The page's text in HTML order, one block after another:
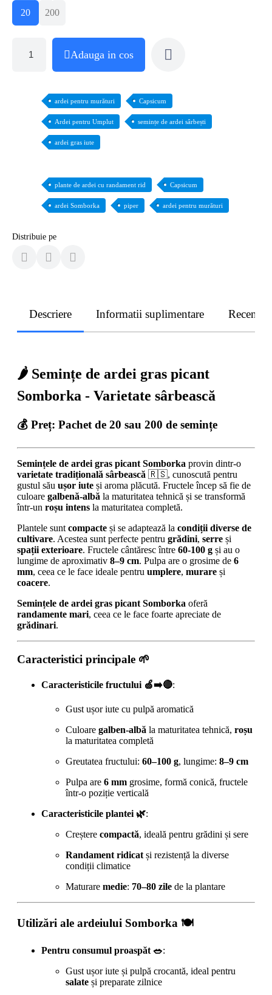
20 200
Adauga in cos
ardei pentru murături Capsicum
Ardei pentru Umplut semințe de ardei sârbești
ardei gras iute
plante de ardei cu randament rid Capsicum
ardei Somborka piper ardei pentru murături
Distribuie pe
Descriere Informatii suplimentare Recenzii
🌶️ Semințe de ardei gras picant
Somborka - Varietate sârbească
💰 Preț: Pachet de 20 sau 200 de semințe
Semințele de ardei gras picant Somborka provin dintr-o
varietate tradițională sârbească 🇷🇸, cunoscută pentru
gustul său ușor iute și aroma plăcută. Fructele încep să fie de
culoare galbenă-albă la maturitatea tehnică și se transformă
într-un roșu intens la maturitatea completă.
Plantele sunt compacte și se adaptează la condiții diverse de
cultivare. Acestea sunt perfecte pentru grădini, serre și
spații exterioare. Fructele cântăresc între 60-100 g și au o
lungime de aproximativ 8–9 cm. Pulpa are o grosime de 6
mm, ceea ce le face ideale pentru umplere, murare și
coacere.
Semințele de ardei gras picant Somborka oferă
randamente mari, ceea ce le face foarte apreciate de
grădinari.
Caracteristici principale 🌱
Caracteristicile fructului 🍏➡️🔴:
Gust ușor iute cu pulpă aromatică
Culoare galben-albă la maturitatea tehnică, roșu
la maturitatea completă
Greutatea fructului: 60–100 g, lungime: 8–9 cm
Pulpa are 6 mm grosime, formă conică, fructele
într-o poziție verticală
Caracteristicile plantei 🌿:
Creștere compactă, ideală pentru grădini și sere
Randament ridicat și rezistență la diverse
condiții climatice
Maturare medie: 70–80 zile de la plantare
Utilizări ale ardeiului Somborka 🍽️
Pentru consumul proaspăt 🥗:
Gust ușor iute și pulpă crocantă, ideal pentru
salate și preparate zilnice